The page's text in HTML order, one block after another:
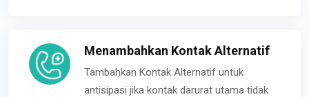
Menambahkan Kontak Alternatif
Tambahkan Kontak Alternatif untuk
antisipasi jika kontak darurat utama tidak